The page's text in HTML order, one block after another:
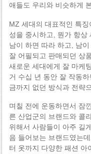
애들도 우리와 비슷하게
MZ 세대의 대표적인 특
성을 중시하고, 뭔가 항상
남이 하면 따라 하고, 남
잘 어필되고 판매되던 상
새로운 세대에게 잘 마케
거 수십 년 동안 잘 작동
금까지 없던 방식과 전략
며칠 전에 운동하면서 잠
른 산업군의 브랜드와 콜
위해서 사람들이 아주 길
음 들어보는 브랜드였는
터 옷까지 다양한 패션 아